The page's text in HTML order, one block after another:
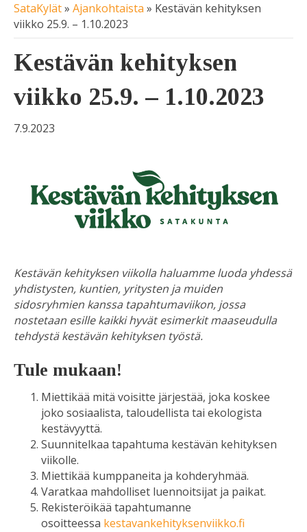
SataKylät» Ajankohtaista » Kestävän kehityksen
viikko 25.9. – 1.10.2023
Kestävän kehityksen
viikko 25.9. – 1.10.2023
7.9.2023
Kestävän kehityksen viikolla haluamme luoda yhdessä
yhdistysten, kuntien, yritysten ja muiden
sidosryhmien kanssa tapahtumaviikon, jossa
nostetaan esille kaikki hyvät esimerkit maaseudulla
tehdystä kestävän kehityksen työstä.
Tule mukaan!
Miettikää mitä voisitte järjestää, joka koskee
joko sosiaalista, taloudellista tai ekologista
kestävyyttä.
Suunnitelkaa tapahtuma kestävän kehityksen
viikolle.
Miettikää kumppaneita ja kohderyhmää.
Varatkaa mahdolliset luennoitsijat ja paikat.
Rekisteröikää tapahtumanne
osoitteessa kestavankehityksenviikko.fi